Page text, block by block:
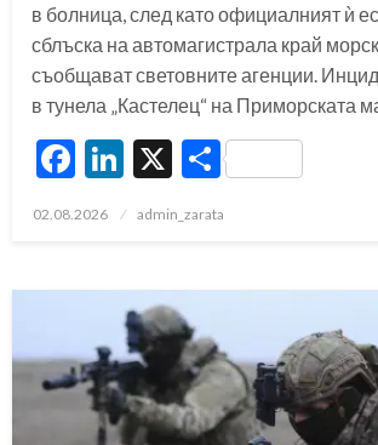
в болница, след като официалният ѝ
сблъска на автомагистрала край
съобщават световните агенции.
в тунела „Кастелец“ на Приморската
Facebook
LinkedIn
X Share
Posted
02.08.2026 admin_zarata